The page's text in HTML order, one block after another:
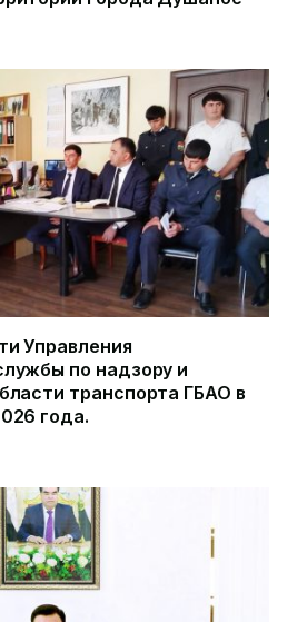
Управления
по надзору и
транспорта ГБАО в
года.